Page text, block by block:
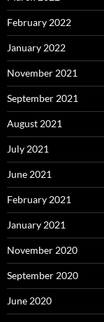
February 2022
January 2022
November 2021
September 2021
August 2021
July 2021
June 2021
February 2021
January 2021
November 2020
September 2020
June 2020